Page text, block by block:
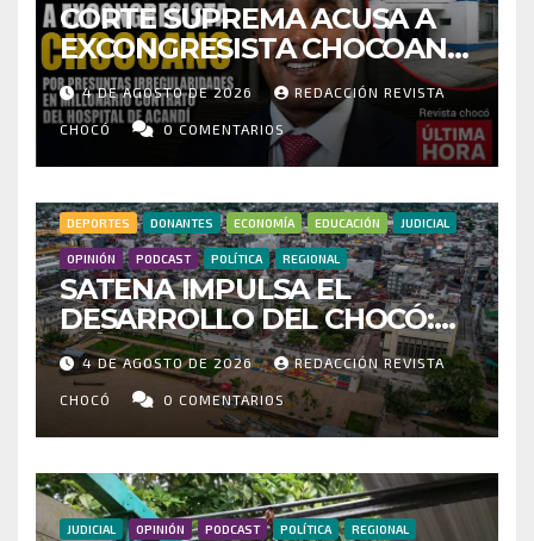
CORTE SUPREMA ACUSA A
EXCONGRESISTA CHOCOANO
POR PRESUNTAS
IRREGULARIDADES EN
MILLONARIO CONTRATO DEL
HOSPITAL DE ACANDÍ
4 DE AGOSTO DE 2026 REDACCIÓN REVISTA
CHOCÓ 0 COMENTARIOS
DEPORTES DONANTES ECONOMÍA EDUCACIÓN JUDICIAL
OPINIÓN PODCAST POLÍTICA REGIONAL
SATENA IMPULSA EL
DESARROLLO DEL CHOCÓ:
MÁS DE 35 MIL PASAJEROS
MOVILIZADOS Y NUEVAS
RUTAS FORTALECEN LA
CONECTIVIDAD
4 DE AGOSTO DE 2026 REDACCIÓN REVISTA
CHOCÓ 0 COMENTARIOS
JUDICIAL OPINIÓN PODCAST POLÍTICA REGIONAL